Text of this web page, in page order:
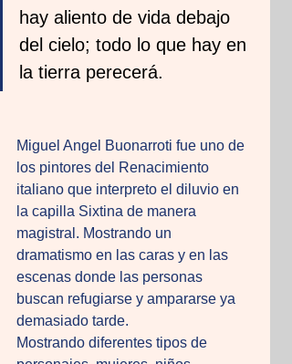
hay aliento de vida debajo
del cielo; todo lo que hay en
la tierra perecerá.
Miguel Angel Buonarroti fue uno de
los pintores del Renacimiento
italiano que interpreto el diluvio en
la capilla Sixtina de manera
magistral. Mostrando un
dramatismo en las caras y en las
escenas donde las personas
buscan refugiarse y ampararse ya
demasiado tarde.
Mostrando diferentes tipos de